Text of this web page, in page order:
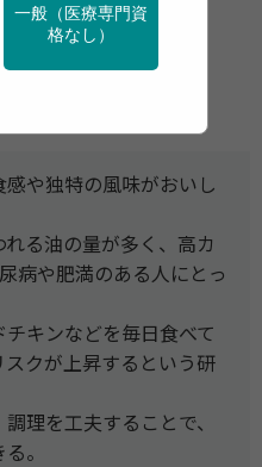
地域保健 栄養
統計
や独特の風味がおいし
る油の量が多く、高カ
病や肥満のある人にとっ
キンなどを毎日食べて
クが上昇するという研
理を工夫することで、
。
一般（医療専門資
格なし）